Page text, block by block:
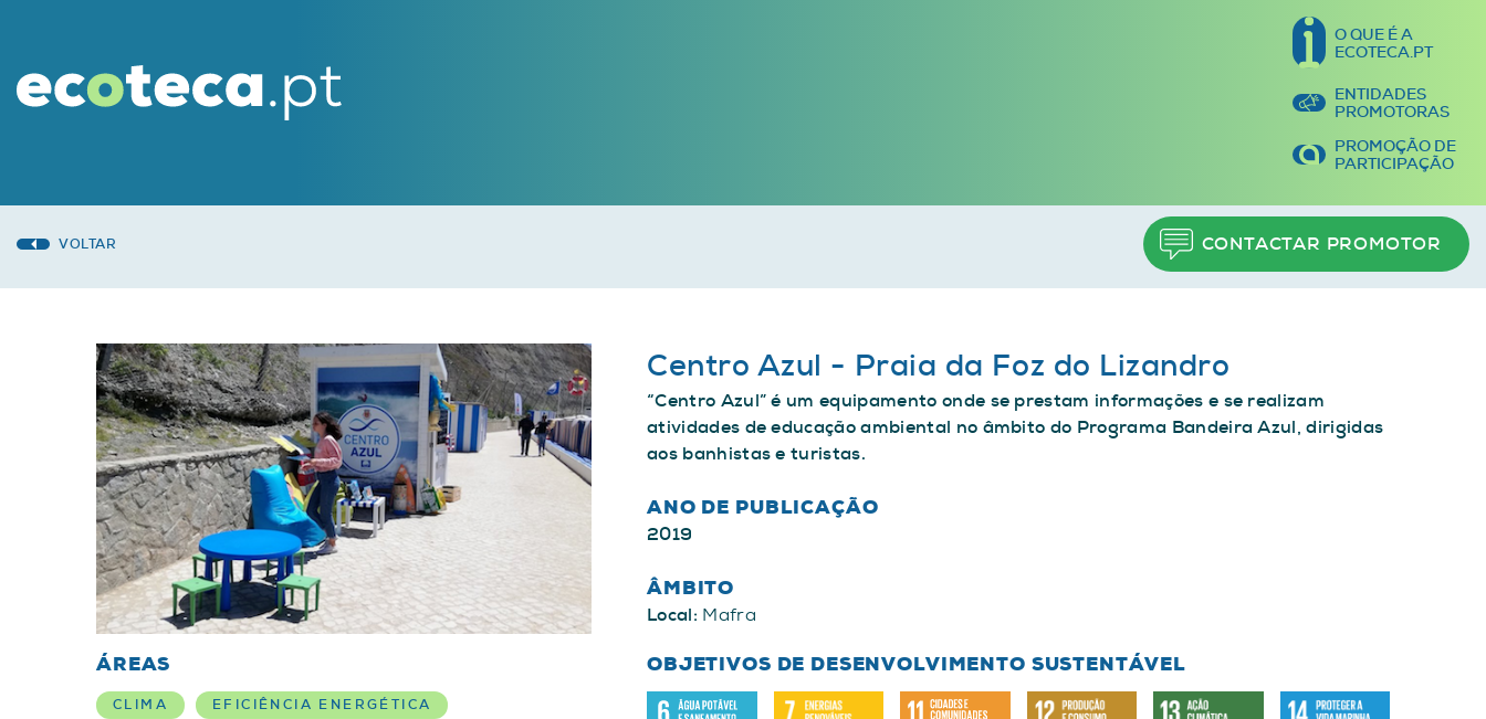
O QUE É A
ECOTECA.PT
ENTIDADES
PROMOTORAS
PROMOÇÃO DE
PARTICIPAÇÃO
VOLTAR CONTACTAR PROMOTOR
Centro Azul - Praia da Foz do Lizandro
“Centro Azul” é um equipamento onde se prestam informações e se realizam
atividades de educação ambiental no âmbito do Programa Bandeira Azul, dirigidas
aos banhistas e turistas.
ANO DE PUBLICAÇÃO
2019
ÂMBITO
Local: Mafra
ÁREAS
CLIMA EFICIÊNCIA ENERGÉTICA
OBJETIVOS DE DESENVOLVIMENTO SUSTENTÁVEL